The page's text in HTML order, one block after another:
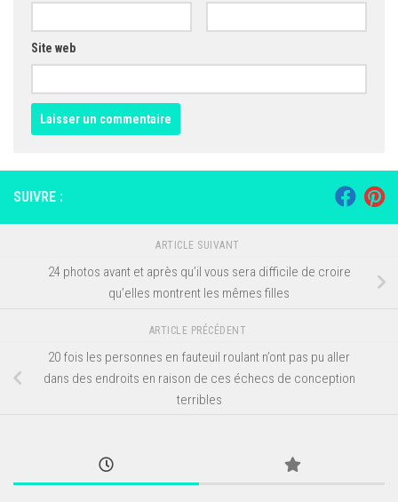
Site web
SUIVRE :
ARTICLE SUIVANT
24 photos avant et après qu’il vous sera difficile de croire
qu’elles montrent les mêmes filles
ARTICLE PRÉCÉDENT
20 fois les personnes en fauteuil roulant n’ont pas pu aller
dans des endroits en raison de ces échecs de conception
terribles